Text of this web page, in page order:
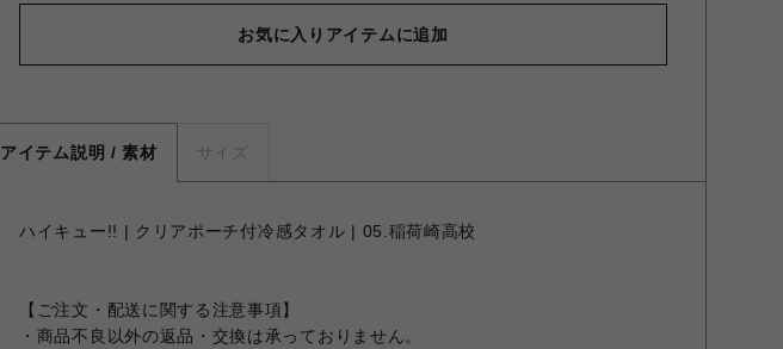
お気に入りアイテムに追加
アイテム説明 / 素材 サイズ
ハイキュー!! | クリアポーチ付冷感タオル | 05.稲荷崎高校
【ご注文・配送に関する注意事項】
・商品不良以外の返品・交換は承っておりません。